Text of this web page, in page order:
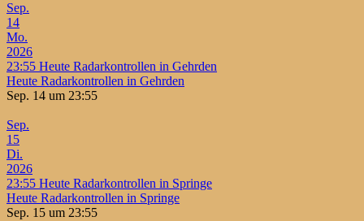
Sep.
14
Mo.
2026
23:55 Heute Radarkontrollen in Gehrden
Heute Radarkontrollen in Gehrden
Sep. 14 um 23:55
Sep.
15
Di.
2026
23:55 Heute Radarkontrollen in Springe
Heute Radarkontrollen in Springe
Sep. 15 um 23:55